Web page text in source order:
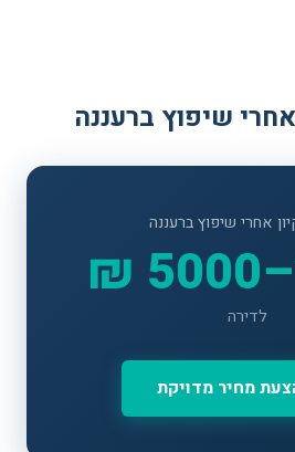
שיפוץ ברעננה
אחרי שיפוץ ברעננה
לדירה
מחיר מדויקת